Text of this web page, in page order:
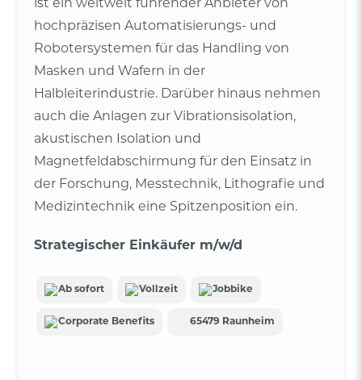
ist ein weltweit führender Anbieter von
hochpräzisen Automatisierungs- und
Robotersystemen für das Handling von
Masken und Wafern in der
Halbleiterindustrie. Darüber hinaus nehmen
auch die Anlagen zur Vibrationsisolation,
akustischen Isolation und
Magnetfeldabschirmung für den Einsatz in
der Forschung, Messtechnik, Lithografie und
Medizintechnik eine Spitzenposition ein.
Strategischer Einkäufer m/w/d
Ab sofort Vollzeit Jobbike
Corporate Benefits 65479 Raunheim